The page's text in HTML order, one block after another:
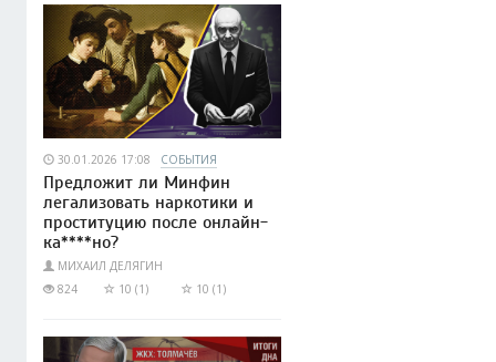
30.01.2026 17:08 СОБЫТИЯ
Предложит ли Минфин
легализовать наркотики и
проституцию после онлайн-
ка****но?
МИХАИЛ ДЕЛЯГИН
824
10 (1) 10 (1)